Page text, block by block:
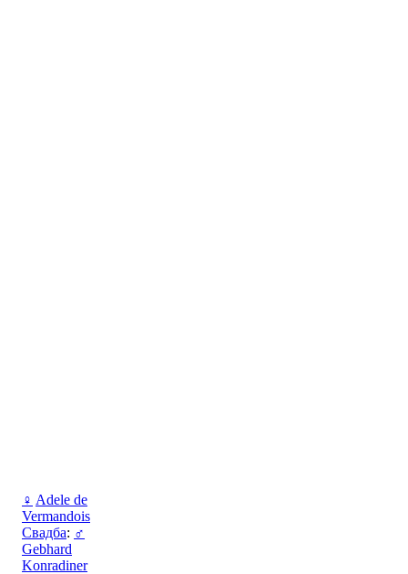
♀ Adele de
Vermandois
Свадба: ♂
Gebhard
Konradiner